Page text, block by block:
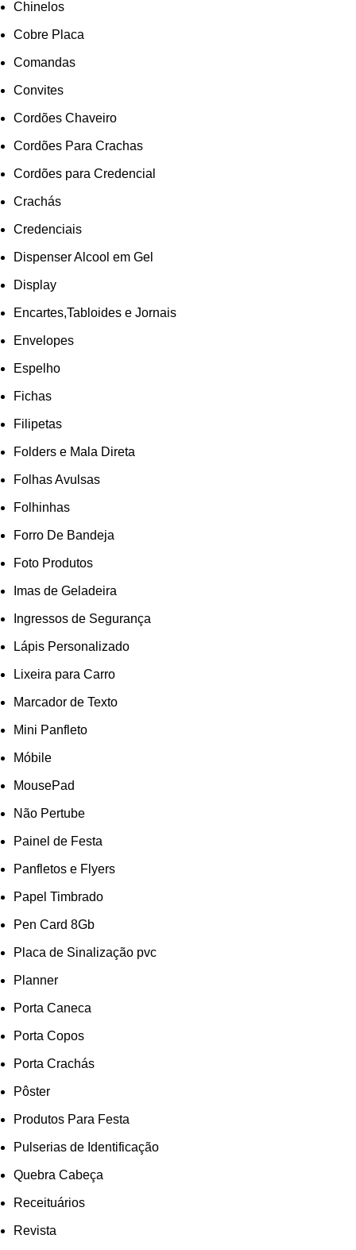
Chinelos
Cobre Placa
Comandas
Convites
Cordões Chaveiro
Cordões Para Crachas
Cordões para Credencial
Crachás
Credenciais
Dispenser Alcool em Gel
Display
Encartes,Tabloides e Jornais
Envelopes
Espelho
Fichas
Filipetas
Folders e Mala Direta
Folhas Avulsas
Folhinhas
Forro De Bandeja
Foto Produtos
Imas de Geladeira
Ingressos de Segurança
Lápis Personalizado
Lixeira para Carro
Marcador de Texto
Mini Panfleto
Móbile
MousePad
Não Pertube
Painel de Festa
Panfletos e Flyers
Papel Timbrado
Pen Card 8Gb
Placa de Sinalização pvc
Planner
Porta Caneca
Porta Copos
Porta Crachás
Pôster
Produtos Para Festa
Pulserias de Identificação
Quebra Cabeça
Receituários
Revista